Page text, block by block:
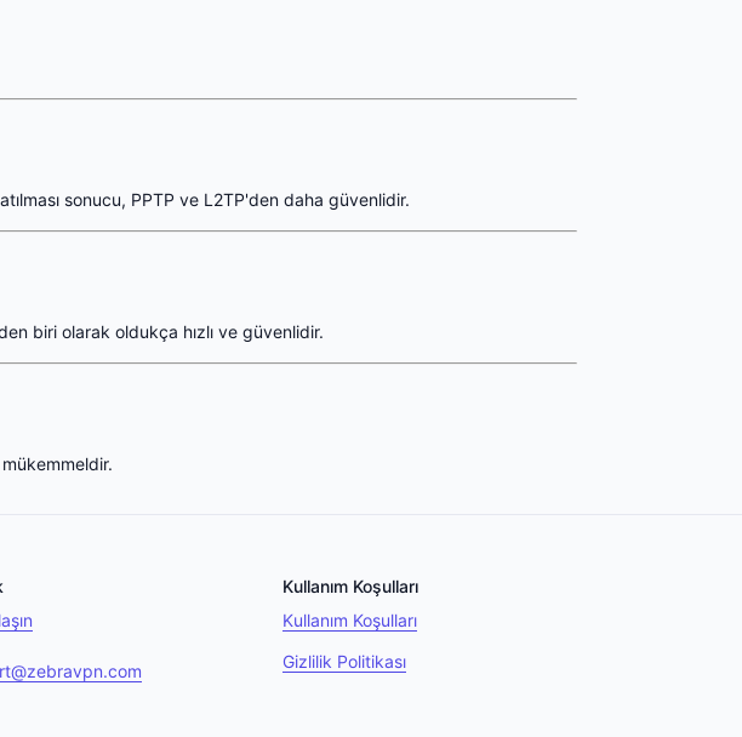
sonucu, PPTP ve L2TP'den daha güvenlidir.
biri olarak oldukça hızlı ve güvenlidir.
Kullanım Koşulları
Kullanım Koşulları
Gizlilik Politikası